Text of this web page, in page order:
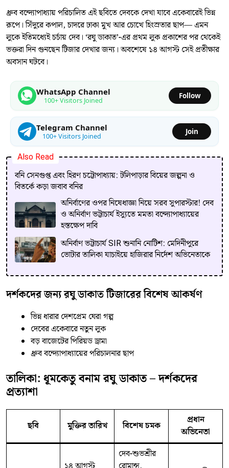
ধ্রুব বন্দ্যোপাধ্যায় পরিচালিত এই ছবিতে দেবকে দেখা যাবে একেবারেই ভিন্ন
রূপে। সিঁদুরে কপাল, চাদরে ঢাকা মুখ আর চোখে হিংস্রতার ছাপ— এমন
লুকে ইতিমধ্যেই চর্চায় দেব। ‘রঘু ডাকাত’-এর প্রথম লুক প্রকাশের পর থেকেই
ভক্তরা দিন গুনছেন টিজার দেখার জন্য। অবশেষে ১৪ আগস্ট সেই প্রতীক্ষার
অবসান ঘটবে।
WhatsApp Channel
100+ Visitors Joined
Follow
Telegram Channel
100+ Visitors Joined
Join
Also Read
বনি সেনগুপ্ত এবং হিরণ চট্টোপাধ্যায়: টলিপাড়ার বিয়ের জল্পনা ও
বিতর্কে কড়া জবাব বনির
অনির্বাণের ওপর নিষেধাজ্ঞা নিয়ে সরব সুপারস্টার! দেব
ও অনির্বাণ ভট্টাচার্য ইস্যুতে মমতা বন্দ্যোপাধ্যায়ের
হস্তক্ষেপ দাবি
অনির্বাণ ভট্টাচার্য SIR শুনানি নোটিশ: মেদিনীপুরে
ভোটার তালিকা যাচাইয়ে হাজিরার নির্দেশ অভিনেতাকে
দর্শকদের জন্য রঘু ডাকাত টিজারের বিশেষ আকর্ষণ
ভিন্ন ধারার দেশপ্রেম ঘেরা গল্প
দেবের একেবারে নতুন লুক
বড় বাজেটের পিরিয়ড ড্রামা
ধ্রুব বন্দ্যোপাধ্যায়ের পরিচালনার ছাপ
তালিকা: ধূমকেতু বনাম রঘু ডাকাত – দর্শকদের
প্রত্যাশা
ছবি মুক্তির তারিখ বিশেষ চমক
প্রধান
অভিনেতা
দেব-শুভশ্রীর